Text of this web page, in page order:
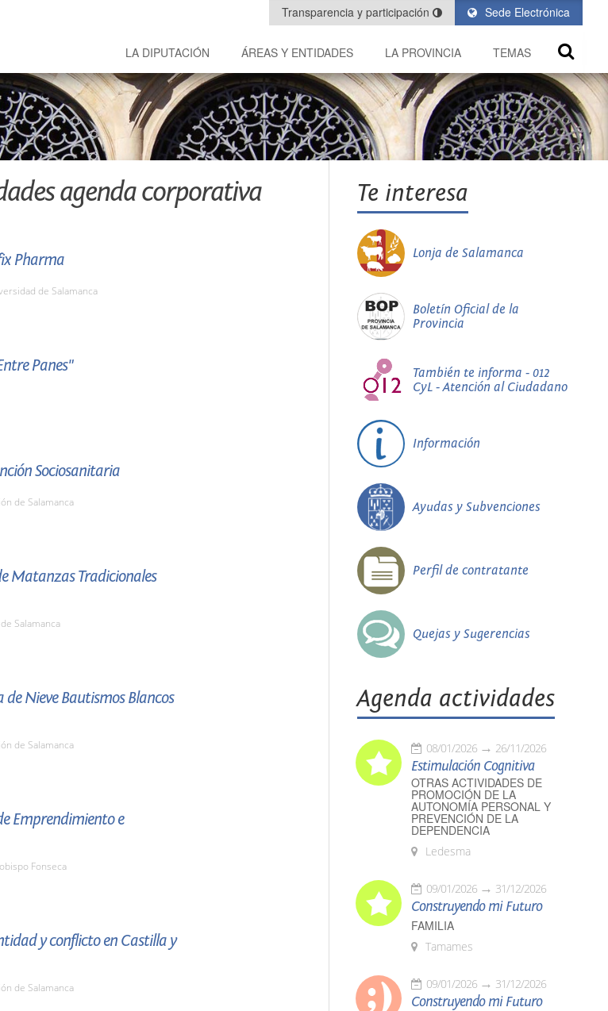
Sede Electrónica
Transparencia y participación
LA DIPUTACIÓN ÁREAS Y ENTIDADES LA PROVINCIA TEMAS
agenda corporativa
Pharma
de Salamanca
Panes"
Sociosanitaria
de Salamanca
Matanzas Tradicionales
Salamanca
Nieve Bautismos Blancos
de Salamanca
Emprendimiento e
Fonseca
y conflicto en Castilla y
de Salamanca
Te interesa
Lonja de Salamanca
Boletín Oficial de la
Provincia
También te informa - 012
CyL - Atención al Ciudadano
Información
Ayudas y Subvenciones
Perfil de contratante
Quejas y Sugerencias
Agenda actividades
08/01/2026 26/11/2026
Estimulación Cognitiva
OTRAS ACTIVIDADES DE
PROMOCIÓN DE LA
AUTONOMÍA PERSONAL Y
PREVENCIÓN DE LA
DEPENDENCIA
Ledesma
09/01/2026 31/12/2026
Construyendo mi Futuro
FAMILIA
Tamames
09/01/2026 31/12/2026
Construyendo mi Futuro